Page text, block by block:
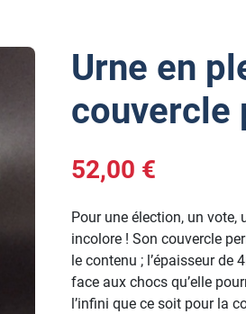
Urne en
couvercle
52,00 €
Pour une élection, un vote,
incolore ! Son couvercle
le contenu ; l’épaisseur
face aux chocs qu’elle
l’infini que ce soit pour la